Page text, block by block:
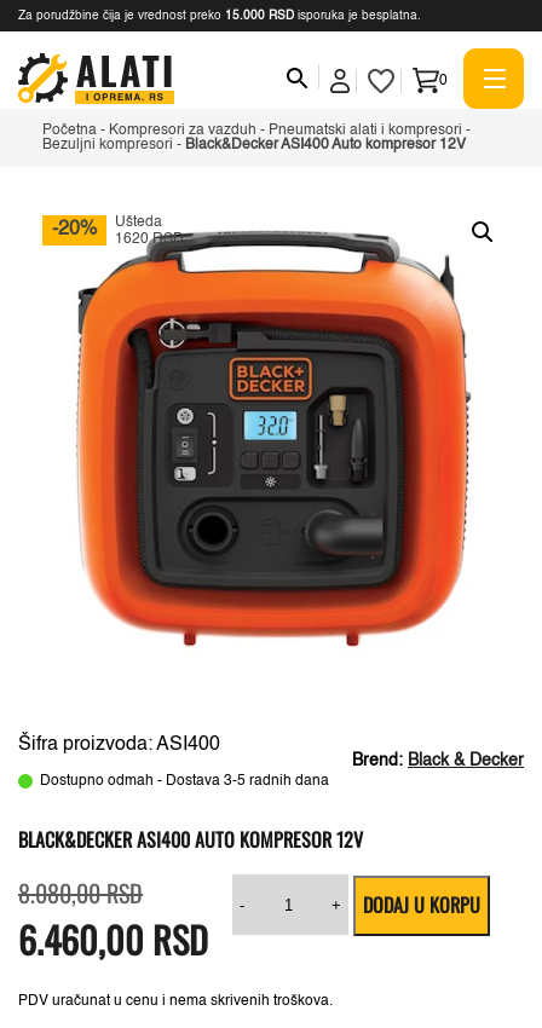
Za porudžbine čija je vrednost preko 15.000 RSD isporuka je besplatna.
0
Početna - Kompresori za vazduh - Pneumatski alati i kompresori -
Bezuljni kompresori - Black&Decker ASI400 Auto kompresor 12V
-20%
Ušteda
1620 RSD
Brend: Black & Decker
Šifra proizvoda: ASI400
Dostupno odmah - Dostava 3-5 radnih dana
BLACK&DECKER ASI400 AUTO KOMPRESOR 12V
8.080,00RSDcena
je
bila:
8.080,00 RSD.
6.460,00 RSD
cena
je:
6.460,00 RSD.
PDV uračunat u cenu i nema skrivenih troškova.
-
Black&Decker
ASI400
kompresor
+ DODAJ U KORPU